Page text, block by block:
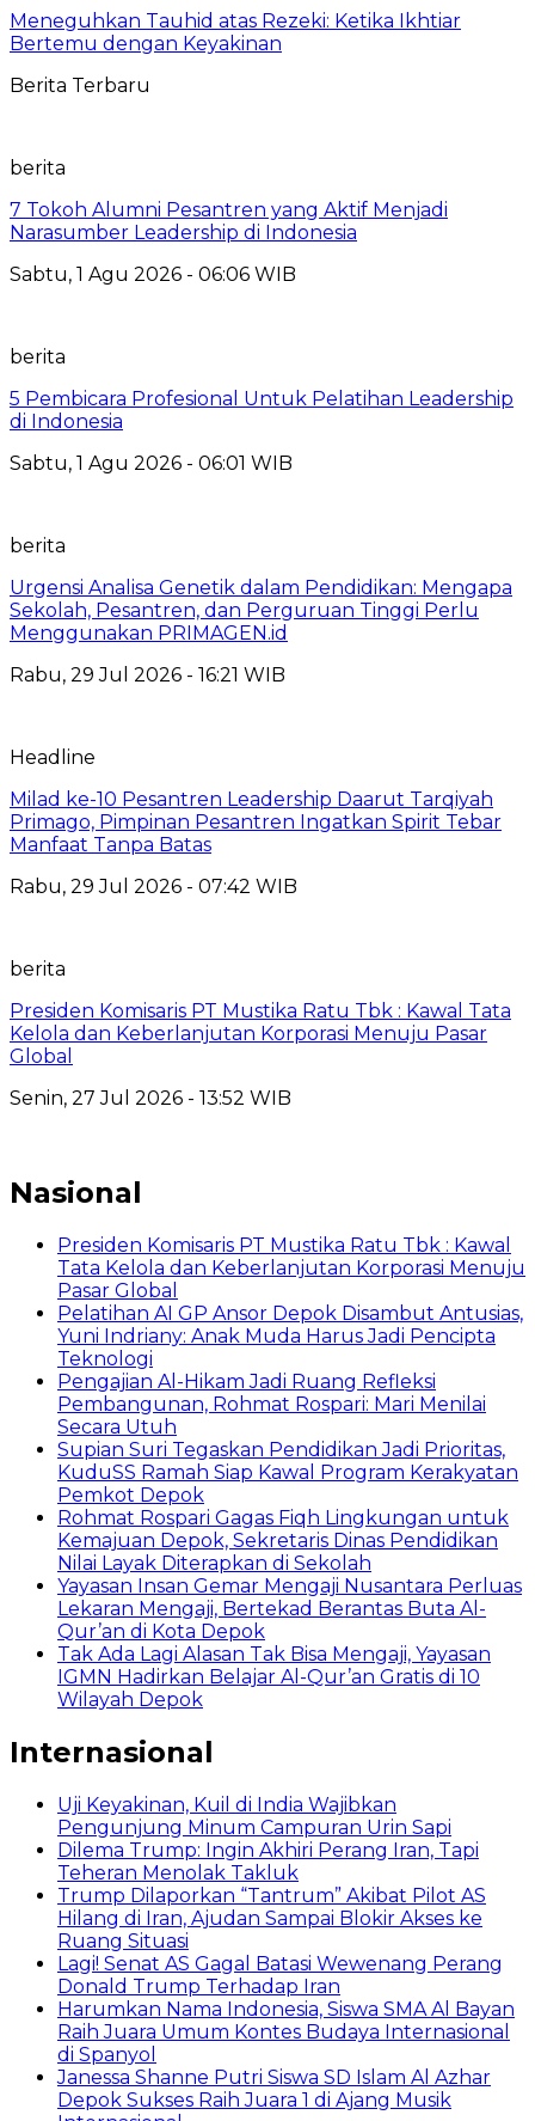
Meneguhkan Tauhid atas Rezeki: Ketika Ikhtiar
Bertemu dengan Keyakinan
Berita Terbaru
berita
7 Tokoh Alumni Pesantren yang Aktif Menjadi
Narasumber Leadership di Indonesia
Sabtu, 1 Agu 2026 - 06:06 WIB
berita
5 Pembicara Profesional Untuk Pelatihan Leadership
di Indonesia
Sabtu, 1 Agu 2026 - 06:01 WIB
berita
Urgensi Analisa Genetik dalam Pendidikan: Mengapa
Sekolah, Pesantren, dan Perguruan Tinggi Perlu
Menggunakan PRIMAGEN.id
Rabu, 29 Jul 2026 - 16:21 WIB
Headline
Milad ke-10 Pesantren Leadership Daarut Tarqiyah
Primago, Pimpinan Pesantren Ingatkan Spirit Tebar
Manfaat Tanpa Batas
Rabu, 29 Jul 2026 - 07:42 WIB
berita
Presiden Komisaris PT Mustika Ratu Tbk : Kawal Tata
Kelola dan Keberlanjutan Korporasi Menuju Pasar
Global
Senin, 27 Jul 2026 - 13:52 WIB
Nasional
Presiden Komisaris PT Mustika Ratu Tbk : Kawal
Tata Kelola dan Keberlanjutan Korporasi Menuju
Pasar Global
Pelatihan AI GP Ansor Depok Disambut Antusias,
Yuni Indriany: Anak Muda Harus Jadi Pencipta
Teknologi
Pengajian Al-Hikam Jadi Ruang Refleksi
Pembangunan, Rohmat Rospari: Mari Menilai
Secara Utuh
Supian Suri Tegaskan Pendidikan Jadi Prioritas,
KuduSS Ramah Siap Kawal Program Kerakyatan
Pemkot Depok
Rohmat Rospari Gagas Fiqh Lingkungan untuk
Kemajuan Depok, Sekretaris Dinas Pendidikan
Nilai Layak Diterapkan di Sekolah
Yayasan Insan Gemar Mengaji Nusantara Perluas
Lekaran Mengaji, Bertekad Berantas Buta Al-
Qur’an di Kota Depok
Tak Ada Lagi Alasan Tak Bisa Mengaji, Yayasan
IGMN Hadirkan Belajar Al-Qur’an Gratis di 10
Wilayah Depok
Internasional
Uji Keyakinan, Kuil di India Wajibkan
Pengunjung Minum Campuran Urin Sapi
Dilema Trump: Ingin Akhiri Perang Iran, Tapi
Teheran Menolak Takluk
Trump Dilaporkan “Tantrum” Akibat Pilot AS
Hilang di Iran, Ajudan Sampai Blokir Akses ke
Ruang Situasi
Lagi! Senat AS Gagal Batasi Wewenang Perang
Donald Trump Terhadap Iran
Harumkan Nama Indonesia, Siswa SMA Al Bayan
Raih Juara Umum Kontes Budaya Internasional
di Spanyol
Janessa Shanne Putri Siswa SD Islam Al Azhar
Depok Sukses Raih Juara 1 di Ajang Musik